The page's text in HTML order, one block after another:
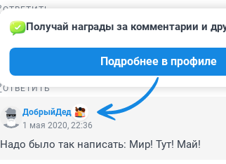
ОТВЕТИТЬ
Гость
Ну все таки,
ОТВЕТИТЬ
ДобрыйДед
Получай награды за комментарии и
Подробнее в профиле
1 мая 2020, 22:36
Надо было так написать: Мир! Тут! Май!